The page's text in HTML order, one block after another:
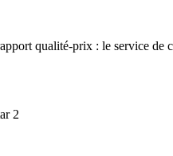
qualité-prix : le service
2